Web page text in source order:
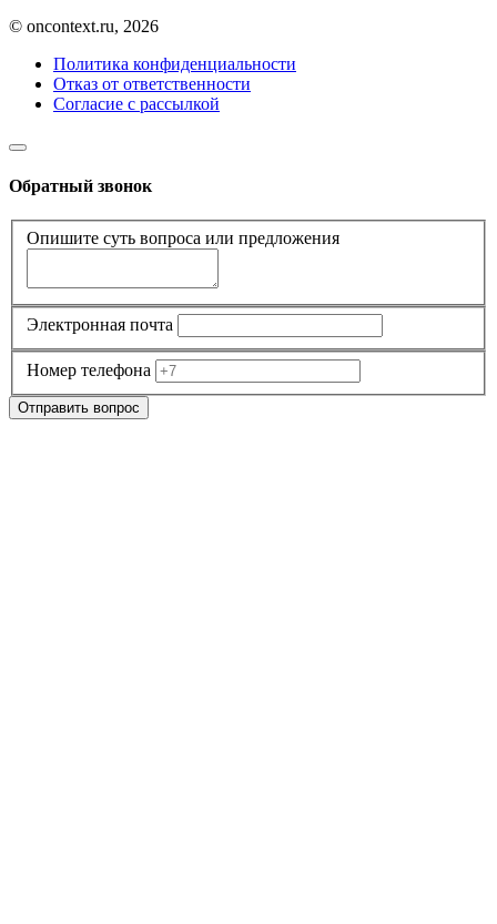
© oncontext.ru, 2026
Политика конфиденциальности
Отказ от ответственности
Согласие с рассылкой
Обратный звонок
Опишите суть вопроса или предложения
Электронная почта
Номер телефона
Отправить вопрос